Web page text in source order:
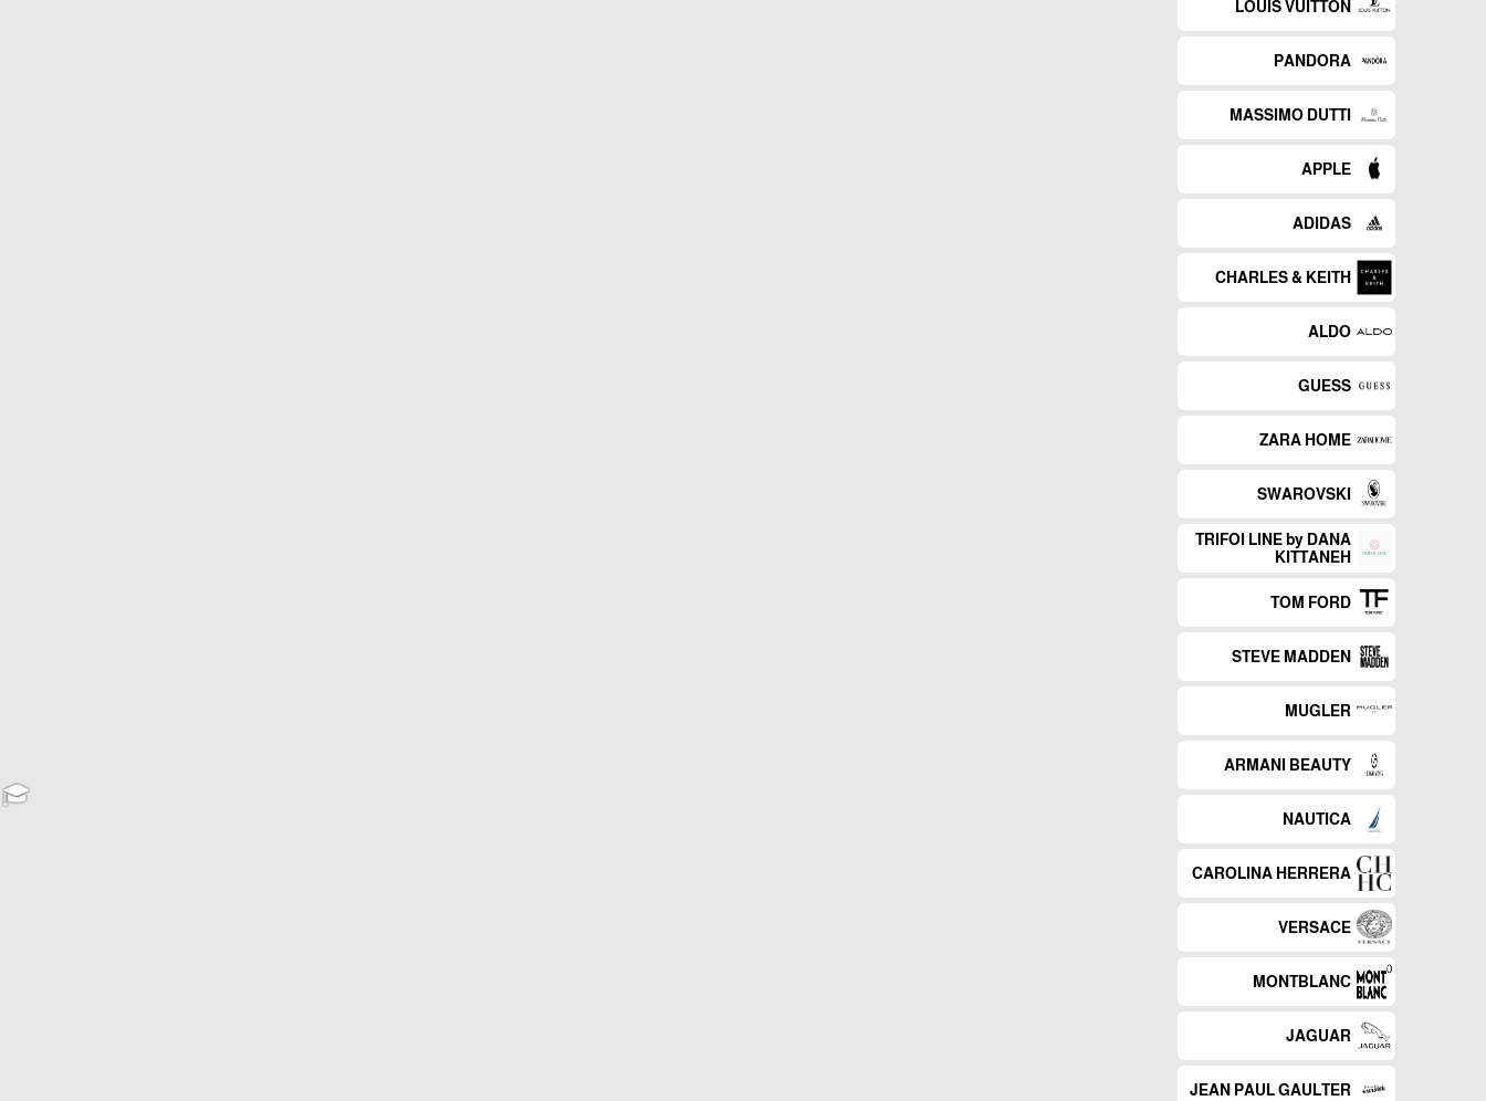
LOUIS VUITTON
PANDORA
MASSIMO DUTTI
APPLE
ADIDAS
CHARLES & KEITH
ALDO
GUESS
ZARA HOME
SWAROVSKI
TRIFOI LINE by DANA
KITTANEH
TOM FORD
STEVE MADDEN
MUGLER
ARMANI BEAUTY
NAUTICA
CAROLINA HERRERA
VERSACE
MONTBLANC
JAGUAR
JEAN PAUL GAULTER